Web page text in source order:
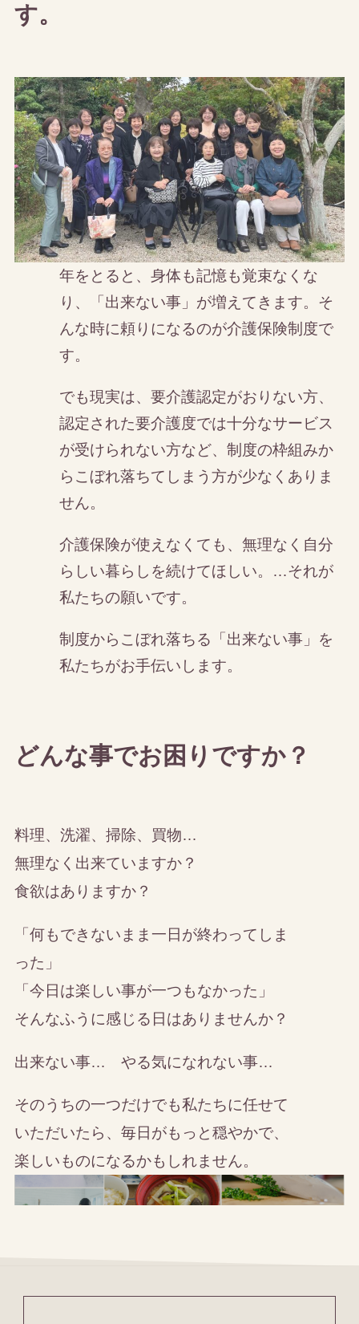
す。
年をとると、身体も記憶も覚束なくな
り、「出来ない事」が増えてきます。そ
んな時に頼りになるのが介護保険制度で
す。
でも現実は、要介護認定がおりない方、
認定された要介護度では十分なサービス
が受けられない方など、制度の枠組みか
らこぼれ落ちてしまう方が少なくありま
せん。
介護保険が使えなくても、無理なく自分
らしい暮らしを続けてほしい。…それが
私たちの願いです。
制度からこぼれ落ちる「出来ない事」を
私たちがお手伝いします。
どんな事でお困りですか？
料理、洗濯、掃除、買物…
無理なく出来ていますか？
食欲はありますか？
「何もできないまま一日が終わってしま
った」
「今日は楽しい事が一つもなかった」
そんなふうに感じる日はありませんか？
出来ない事… やる気になれない事…
そのうちの一つだけでも私たちに任せて
いただいたら、毎日がもっと穏やかで、
楽しいものになるかもしれません。